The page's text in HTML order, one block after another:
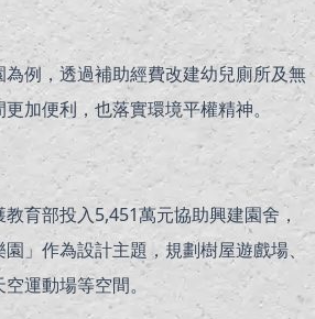
例，透過補助經費改建幼兒廁所及無
加便利，也落實環境平權精神。
育部投入5,451萬元協助興建園舍，
」作為設計主題，規劃樹屋遊戲場、
運動場等空間。